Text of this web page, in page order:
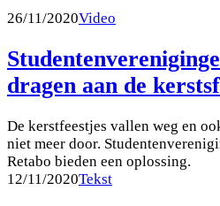
26/11/2020Video
dragen aan de
De kerstfeestjes vallen weg en
niet meer door.
Retabo bieden een oplossing.
12/11/2020Tekst